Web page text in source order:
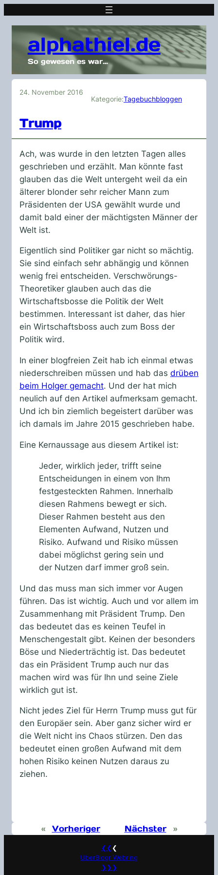
alphathiel.de
So gewesen es war…
24. November 2016
Kategorie:Tagebuchbloggen
Trump
Ach, was wurde in den letzten Tagen alles
geschrieben und erzählt. Man könnte fast
glauben das die Welt untergeht weil da ein
älterer blonder sehr reicher Mann zum
Präsidenten der USA gewählt wurde und
damit bald einer der mächtigsten Männer der
Welt ist.
Eigentlich sind Politiker gar nicht so mächtig.
Sie sind einfach sehr abhängig und können
wenig frei entscheiden. Verschwörungs-
Theoretiker glauben auch das die
Wirtschaftsbosse die Politik der Welt
bestimmen. Interessant ist daher, das hier
ein Wirtschaftsboss auch zum Boss der
Politik wird.
In einer blogfreien Zeit hab ich einmal etwas
niederschreiben müssen und hab das drüben
beim Holger gemacht. Und der hat mich
neulich auf den Artikel aufmerksam gemacht.
Und ich bin ziemlich begeistert darüber was
ich damals im Jahre 2015 geschrieben habe.
Eine Kernaussage aus diesem Artikel ist:
Jeder, wirklich jeder, trifft seine
Entscheidungen in einem von Ihm
festgesteckten Rahmen. Innerhalb
diesen Rahmens bewegt er sich.
Dieser Rahmen besteht aus den
Elementen Aufwand, Nutzen und
Risiko. Aufwand und Risiko müssen
dabei möglichst gering sein und
der Nutzen darf immer groß sein.
Und das muss man sich immer vor Augen
führen. Das ist wichtig. Auch und vor allem im
Zusammenhang mit Präsident Trump. Den
das bedeutet das es keinen Teufel in
Menschengestalt gibt. Keinen der besonders
Böse und Niederträchtig ist. Das bedeutet
das ein Präsident Trump auch nur das
machen wird was für Ihn und seine Ziele
wirklich gut ist.
Nicht jedes Ziel für Herrn Trump muss gut für
den Europäer sein. Aber ganz sicher wird er
die Welt nicht ins Chaos stürzen. Den das
bedeutet einen großen Aufwand mit dem
hohen Risiko keinen Nutzen daraus zu
ziehen.
« Vorheriger Nächster »
❮❮ ❮
UberBlogr Webring
❯❯❯